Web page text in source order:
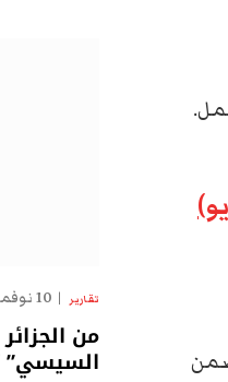
تقارير 10 نوفمبر، 2025
من
السيسي”